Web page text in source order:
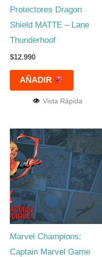
Protectores Dragon
Shield MATTE – Lane
Thunderhoof
$12.990
AÑADIR
Vista Rápida
Marvel Champions:
Captain Marvel Game